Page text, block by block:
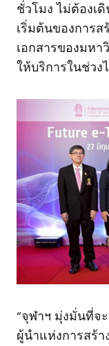
ชั่วโมง ไม่ต้องเ
เริ่มต้นของการ
เอกสารของมห
ให้บริการในช่ว
“จุฬาฯ มุ่งมั่นที่จ
ผู้นำแห่งการสร้